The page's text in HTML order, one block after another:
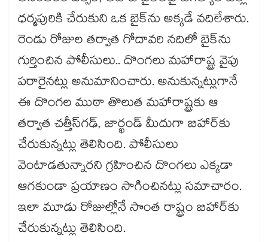
ధర్మపురికి చేరుకుని ఒక బైక్‌‌‌‌ను అక్కడే వదిలేశారు.
రెండు రోజుల తర్వాత గోదావరి నదిలో బైక్‌‌‌‌ను
గుర్తించిన పోలీసులు.. దొంగలు మహారాష్ట్ర వైపు
పరారైనట్లు అనుమానించారు. అనుకున్నట్లుగానే
ఈ దొంగల ముఠా తొలుత మహారాష్ట్రకు ఆ
తర్వాత చత్తీస్‌‌‌‌గఢ్‌‌‌‌, జార్ఖండ్‌‌‌‌ మీదుగా బిహార్‌‌‌‌కు
చేరుకున్నట్లు తెలిసింది. పోలీసులు
వెంటాడతున్నారని గ్రహించిన దొంగలు ఎక్కడా
ఆగకుండా ప్రయాణం సాగించినట్లు సమాచారం.
ఇలా మూడు రోజుల్లోనే సొంత రాష్ట్రం బిహార్‌‌‌‌కు
చేరుకున్నట్లు తెలిసింది.